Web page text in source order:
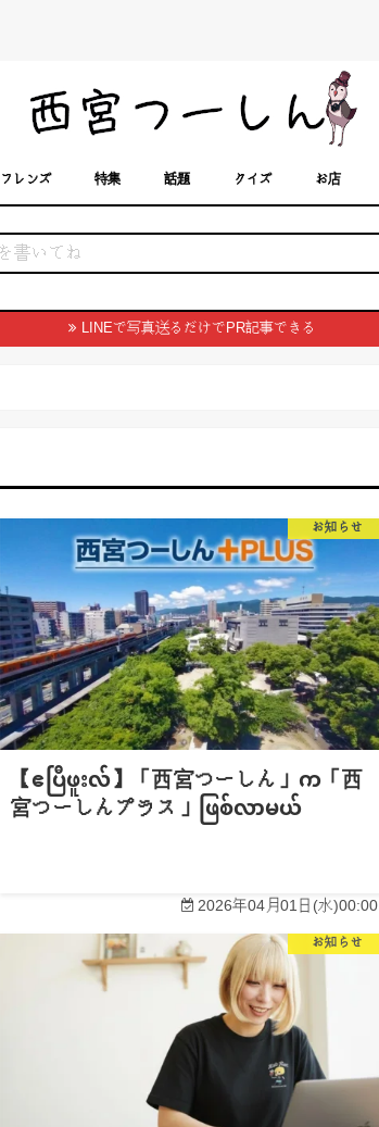
レンズ
特集
話題
クイズ お店
LINEで写真送るだけでPR記事できる
お知らせ
【ဧပြီဖူးလ်】「西宮つーしん」က「西
宮つーしんプラス」ဖြစ်လာမယ်
2026年04月01日(水)00:00
お知らせ